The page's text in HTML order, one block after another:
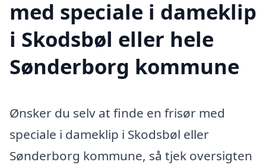
med speciale i dameklip
i Skodsbøl eller hele
Sønderborg kommune
Ønsker du selv at finde en frisør med
speciale i dameklip i Skodsbøl eller
Sønderborg kommune, så tjek oversigten